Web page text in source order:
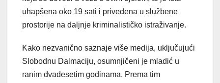
uhapšena oko 19 sati i privedena u službene
prostorije na daljnje kriminalističko istraživanje.
Kako nezvanično saznaje više medija, uključujući
Slobodnu Dalmaciju, osumnjičeni je mladić u
ranim dvadesetim godinama. Prema tim